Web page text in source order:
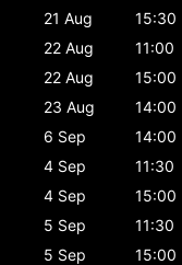
21 Aug
15:30
22 Aug
11:00
22 Aug
15:00
23 Aug
14:00
6 Sep
14:00
4 Sep
11:30
4 Sep
15:00
5 Sep
11:30
5 Sep
15:00